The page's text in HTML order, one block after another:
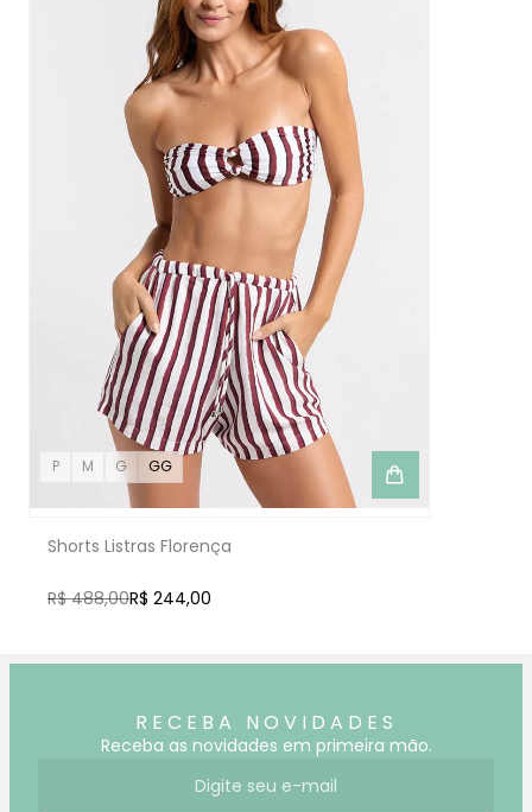
P M G GG
Shorts Listras Florença
R$ 488,00R$ 244,00
RECEBA NOVIDADES
Receba as novidades em primeira mão.